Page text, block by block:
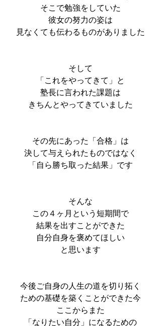
そこで勉強をしていた
彼女の努力の姿は
見なくても伝わるものがありました
そして
「これをやってきて」と
塾長に言われた課題は
きちんとやってきていました
その先にあった「合格」は
決して与えられたものではなく
「自ら勝ち取った結果」です
そんな
この４ヶ月という短期間で
結果を出すことができた
自分自身を褒めてほしい
と思います
今後ご自身の人生の道を切り拓く
ための基礎を築くことができた今
ここからまた
「なりたい自分」になるための